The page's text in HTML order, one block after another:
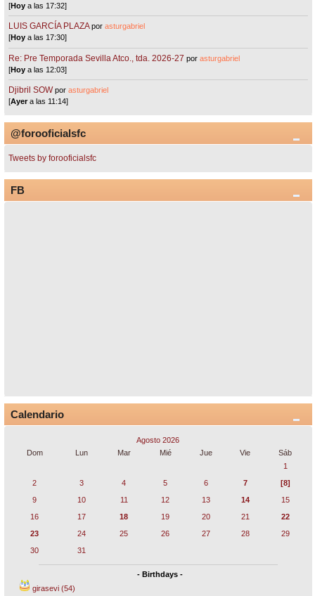
[Hoy a las 17:32]
LUIS GARCÍA PLAZA porasturgabriel
[Hoy a las 17:30]
Re: Pre Temporada Sevilla Atco., tda. 2026-27 porasturgabriel
[Hoy a las 12:03]
Djibril SOW porasturgabriel
[Ayera las 11:14]
@forooficialsfc
Tweets by forooficialsfc
FB
Calendario
Agosto 2026
Dom
Lun Mar Mié Jue Vie
Sáb
1
2
3 4 5 6 7
[8]
9
10 11 12 13 14
15
16
17 18 19 20 21
22
23
24 25 26 27 28
29
30
31
- Birthdays -
girasevi (54)